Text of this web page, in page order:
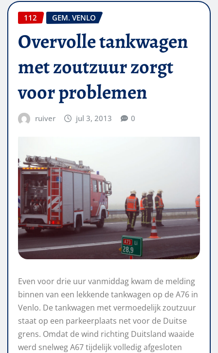
112 GEM. VENLO
Overvolle tankwagen
met zoutzuur zorgt
voor problemen
ruiver jul 3, 2013 0
Even voor drie uur vanmiddag kwam de melding
binnen van een lekkende tankwagen op de A76 in
Venlo. De tankwagen met vermoedelijk zoutzuur
staat op een parkeerplaats net voor de Duitse
grens. Omdat de wind richting Duitsland waaide
werd snelweg A67 tijdelijk volledig afgesloten